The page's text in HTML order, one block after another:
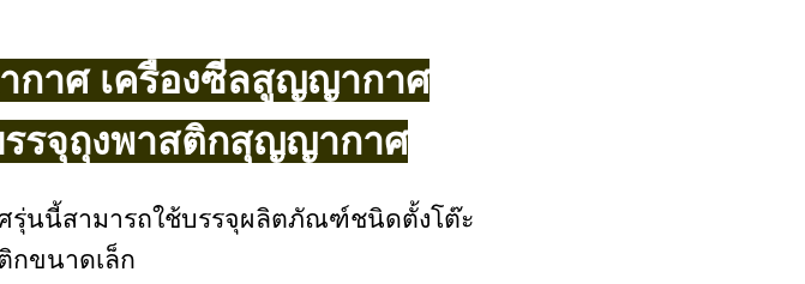
กาศ เครื่องซีลสูญญากาศ
รรจุถุงพาสติกสุญญากาศ
รุ่นนี้สามารถใช้บรรจุผลิตภัณฑ์ชนิดตั้งโต๊ะ
กขนาดเล็ก